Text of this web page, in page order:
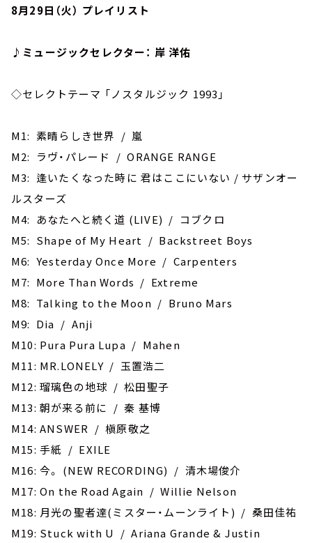
8月29日（火） プレイリスト
♪ミュージックセレクター： 岸 洋佑
◇セレクトテーマ 「ノスタルジック 1993」
M1: 素晴らしき世界 / 嵐
M2: ラヴ・パレード / ORANGE RANGE
M3: 逢いたくなった時に 君はここにいない / サザンオー
ルスターズ
M4: あなたへと続く道 (LIVE) / コブクロ
M5: Shape of My Heart / Backstreet Boys
M6: Yesterday Once More / Carpenters
M7: More Than Words / Extreme
M8: Talking to the Moon / Bruno Mars
M9: Dia / Anji
M10: Pura Pura Lupa / Mahen
M11: MR.LONELY / 玉置浩二
M12: 瑠璃色の地球 / 松田聖子
M13: 朝が来る前に / 秦 基博
M14: ANSWER / 槇原敬之
M15: 手紙 / EXILE
M16: 今。 (NEW RECORDING) / 清木場俊介
M17: On the Road Again / Willie Nelson
M18: 月光の聖者達(ミスター・ムーンライト) / 桑田佳祐
M19: Stuck with U / Ariana Grande & Justin